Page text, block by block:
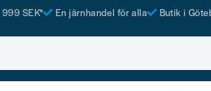
SEK* En järnhandel för alla Butik i